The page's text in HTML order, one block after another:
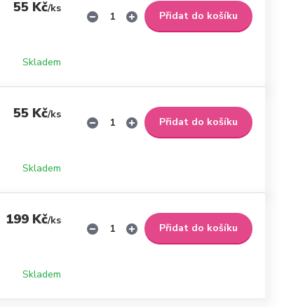
55 Kč/ks
Skladem
Přidat do košíku
55 Kč/ks
Skladem
Přidat do košíku
199 Kč/ks
Skladem
Přidat do košíku